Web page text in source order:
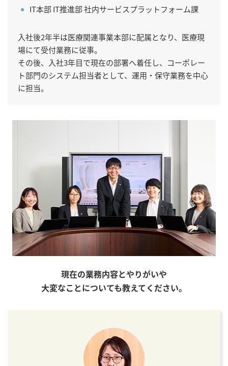
IT本部 IT推進部 社内サービスプラットフォーム課
入社後2年半は医療関連事業本部に配属となり、医療現
場にて受付業務に従事。
その後、入社3年目で現在の部署へ着任し、コーポレー
ト部門のシステム担当者として、運用・保守業務を中心
に担当。
現在の業務内容とやりがいや
大変なことについても教えてください。